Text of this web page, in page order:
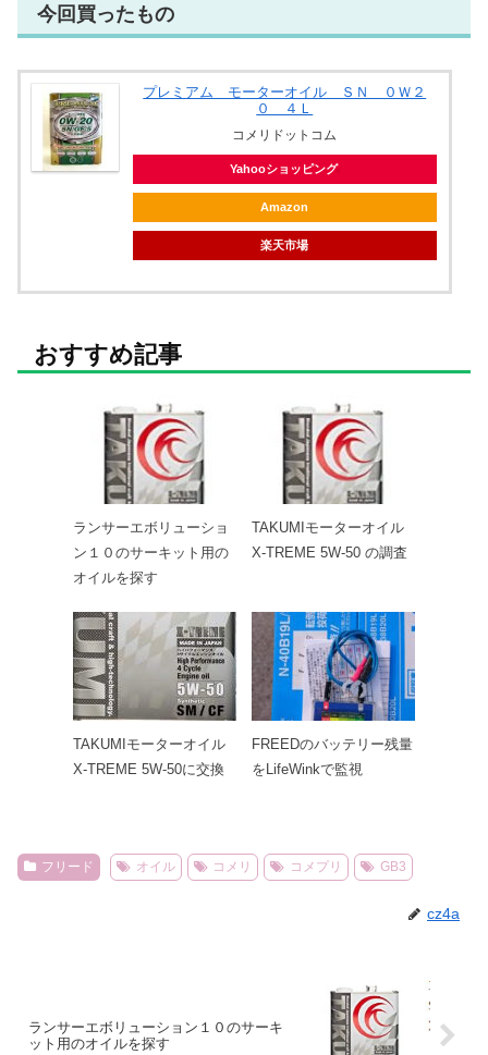
今回買ったもの
プレミアム モーターオイル ＳＮ ０Ｗ２
０ ４Ｌ
コメリドットコム
Yahooショッピング
Amazon
楽天市場
おすすめ記事
ランサーエボリューショ
ン１０のサーキット用の
オイルを探す
TAKUMIモーターオイル
X-TREME 5W-50 の調査
TAKUMIモーターオイル
X-TREME 5W-50に交換
FREEDのバッテリー残量
をLifeWinkで監視
フリード オイル コメリ コメプリ GB3
cz4a
ランサーエボリューション１０のサーキ
ット用のオイルを探す